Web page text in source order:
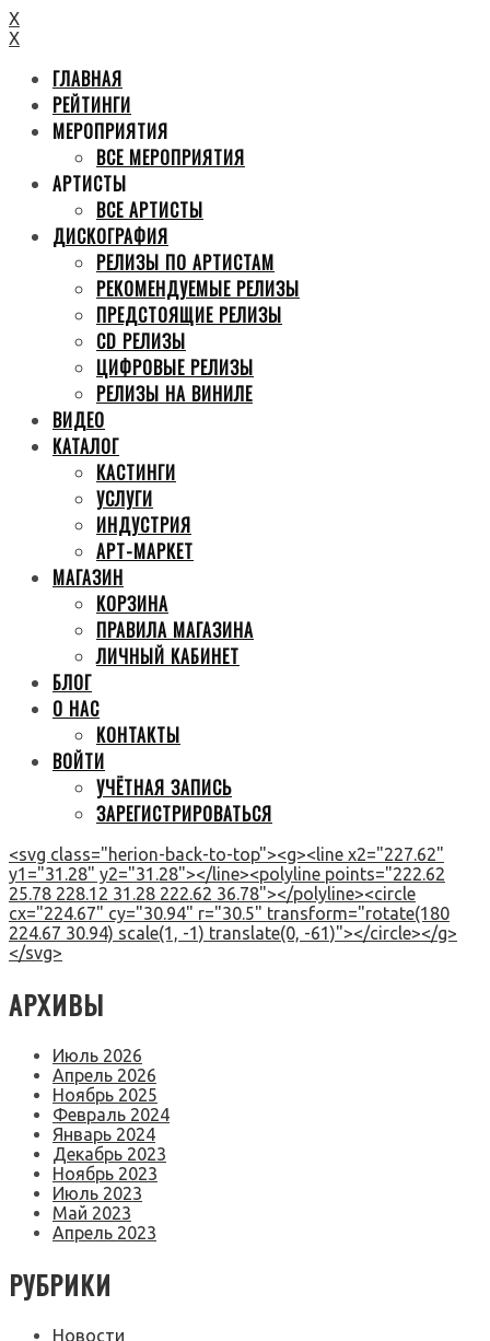
X
X
ГЛАВНАЯ
РЕЙТИНГИ
МЕРОПРИЯТИЯ
ВСЕ МЕРОПРИЯТИЯ
АРТИСТЫ
ВСЕ АРТИСТЫ
ДИСКОГРАФИЯ
РЕЛИЗЫ ПО АРТИСТАМ
РЕКОМЕНДУЕМЫЕ РЕЛИЗЫ
ПРЕДСТОЯЩИЕ РЕЛИЗЫ
CD РЕЛИЗЫ
ЦИФРОВЫЕ РЕЛИЗЫ
РЕЛИЗЫ НА ВИНИЛЕ
ВИДЕО
КАТАЛОГ
КАСТИНГИ
УСЛУГИ
ИНДУСТРИЯ
АРТ-МАРКЕТ
МАГАЗИН
КОРЗИНА
ПРАВИЛА МАГАЗИНА
ЛИЧНЫЙ КАБИНЕТ
БЛОГ
О НАС
КОНТАКТЫ
ВОЙТИ
УЧЁТНАЯ ЗАПИСЬ
ЗАРЕГИСТРИРОВАТЬСЯ
<svg class="herion-back-to-top"><g><line x2="227.62"
y1="31.28" y2="31.28"></line><polyline points="222.62
25.78 228.12 31.28 222.62 36.78"></polyline><circle
cx="224.67" cy="30.94" r="30.5" transform="rotate(180
224.67 30.94) scale(1, -1) translate(0, -61)"></circle></g>
</svg>
АРХИВЫ
Июль 2026
Апрель 2026
Ноябрь 2025
Февраль 2024
Январь 2024
Декабрь 2023
Ноябрь 2023
Июль 2023
Май 2023
Апрель 2023
РУБРИКИ
Новости